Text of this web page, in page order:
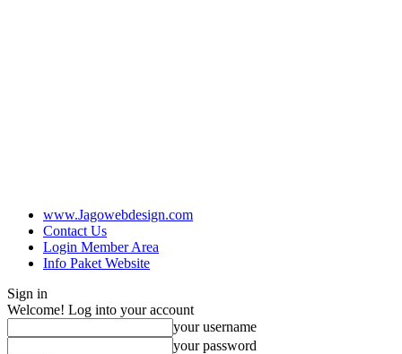
www.Jagowebdesign.com
Contact Us
Login Member Area
Info Paket Website
Sign in
Welcome! Log into your account
your username
your password